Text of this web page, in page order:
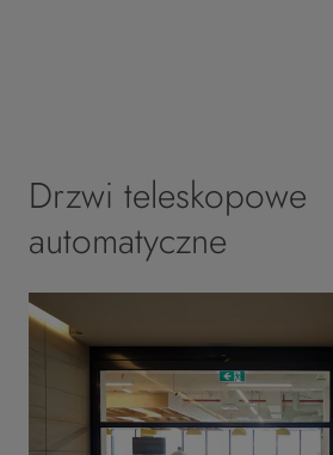
Drzwi teleskopowe
automatyczne